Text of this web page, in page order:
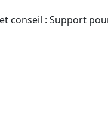
conseil : Support